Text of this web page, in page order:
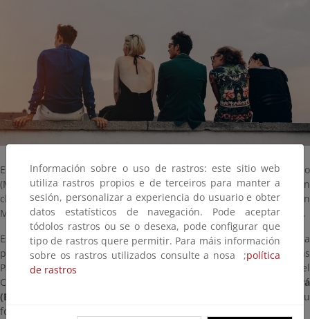
El Ministerio para la Transición Ecológica y el Reto Demográfico
(MITECO) lanza las becas de formación para impulsar la acción
climática juvenil en la Conferencia de las Partes de la Convención
Marco de las Naciones Unidas sobre el Cambio Climático (COP30).
Esta nueva edición de Generación Clima busca facilitar la
participación decuatro jóvenesen la próxima Conferencia de las
Partes de la Convención Marco de las Naciones Unidas sobre el
Cambio Climático (COP30) —
que se celebrará en Belém do Pará
(Brasil) del 10 al 21 de noviembre
—, al tiempo que promueve su
formación práctica en el ámbito del cambio climático.
Información sobre o uso de rastros: este sitio web
utiliza rastros propios e de terceiros para manter a
sesión, personalizar a experiencia do usuario e obter
datos estatísticos de navegación. Pode aceptar
tódolos rastros ou se o desexa, pode configurar que
tipo de rastros quere permitir. Para máis información
sobre os rastros utilizados consulte a nosa ;política
de rastros